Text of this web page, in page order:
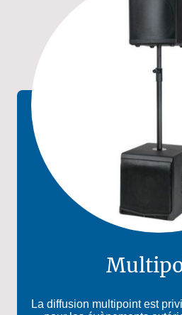
La diffusion multipoint est